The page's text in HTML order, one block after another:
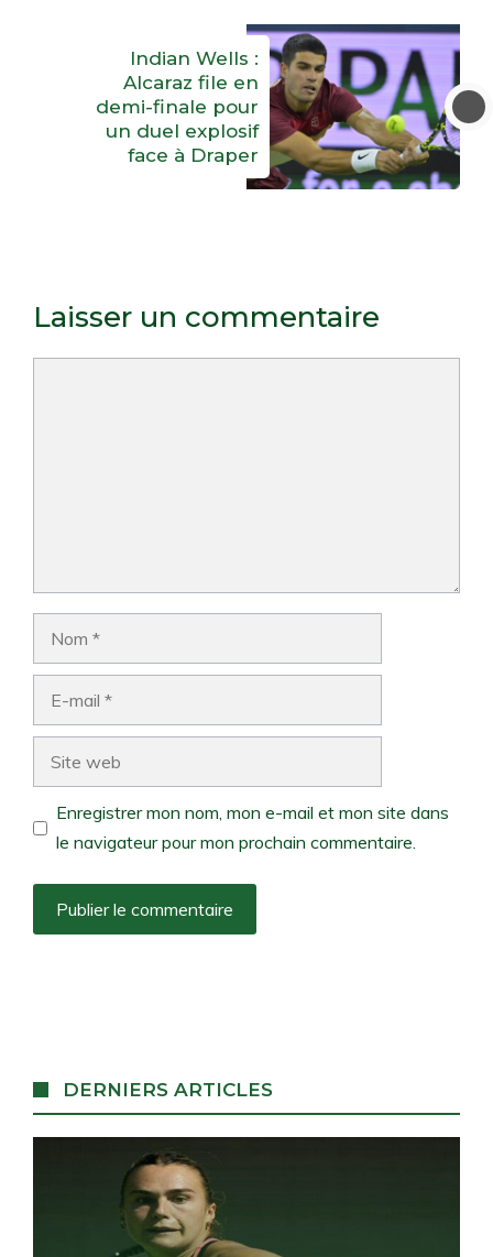
Indian Wells :
Alcaraz file en
demi-finale pour
un duel explosif
face à Draper
Laisser un commentaire
Enregistrer mon nom, mon e-mail et mon site dans
le navigateur pour mon prochain commentaire.
DERNIERS ARTICLES